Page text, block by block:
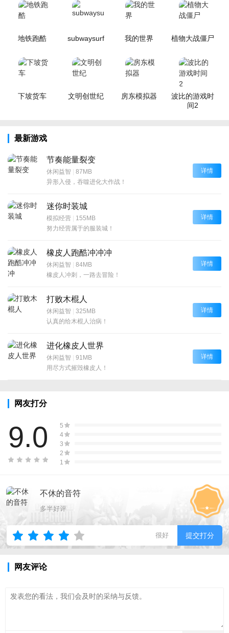
地铁跑酷 subwaysurf 我的世界 植物大战僵尸
下坡货车 文明创世纪 房东模拟器
波比的游戏时
间2
最新游戏
节奏能量裂变
休闲益智 | 87MB
异形入侵，吞噬进化大作战！
详情
迷你时装城
模拟经营 | 155MB
努力经营属于的服装城！
详情
橡皮人跑酷冲冲冲
休闲益智 | 84MB
橡皮人冲刺，一路去冒险！
详情
打败木棍人
休闲益智 | 325MB
认真的给木棍人治病！
详情
进化橡皮人世界
休闲益智 | 91MB
用尽方式摧毁橡皮人！
详情
网友打分
9.0
5
4
3
2
1
不休的音符
多半好评
很好 提交打分
网友评论